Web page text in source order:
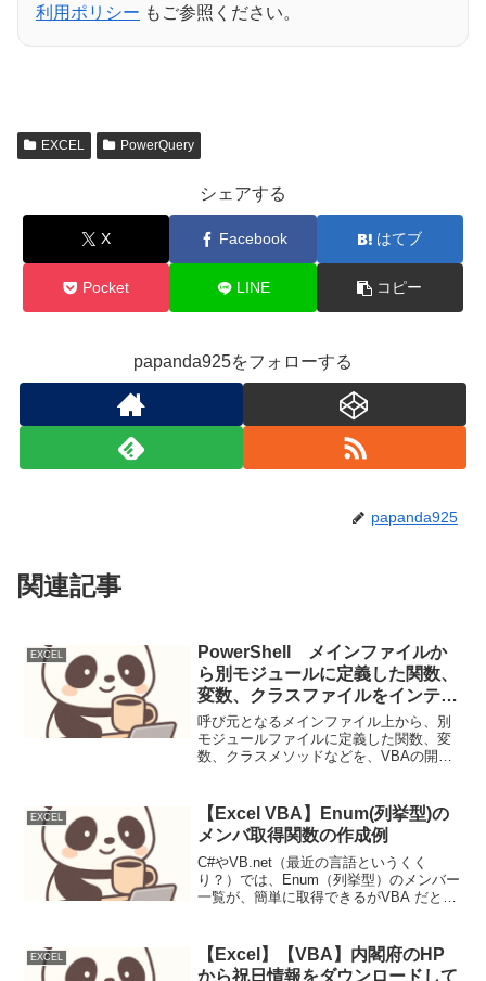
利用ポリシー もご参照ください。
EXCEL PowerQuery
シェアする
X Facebook はてブ
Pocket LINE コピー
papanda925をフォローする
papanda925
関連記事
EXCEL
PowerShell メインファイルか
ら別モジュールに定義した関数、
変数、クラスファイルをインテリ
センスで呼び出せるコーディング
手法
呼び元となるメインファイル上から、別
モジュールファイルに定義した関数、変
数、クラスメソッドなどを、VBAの開発
せる方法の一例例 以下、メインファイ
ル(Main.ps1)...
EXCEL
【Excel VBA】Enum(列挙型)の
メンバ取得関数の作成例
C#やVB.net（最近の言語というくく
り？）では、Enum（列挙型）のメンバー
一覧が、簡単に取得できるがVBA だとそ
やEnumは使うべきだし、そのメンバーを
文字列で...
EXCEL
【Excel】【VBA】内閣府のHP
から祝日情報をダウンロードして